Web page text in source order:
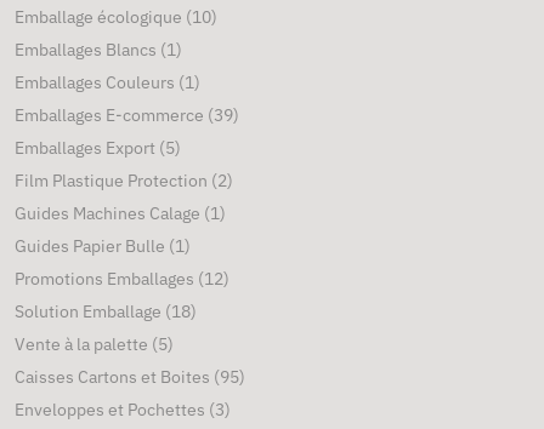
Emballage écologique (10)
Emballages Blancs (1)
Emballages Couleurs (1)
Emballages E-commerce (39)
Emballages Export (5)
Film Plastique Protection (2)
Guides Machines Calage (1)
Guides Papier Bulle (1)
Promotions Emballages (12)
Solution Emballage (18)
Vente à la palette (5)
Caisses Cartons et Boites (95)
Enveloppes et Pochettes (3)